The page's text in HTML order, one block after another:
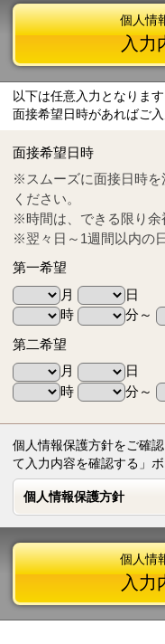
Tel
0570-55-0314
個人情
入力
以下は任意入力となります
面接希望日時があればご入
面接希望日時
※スムーズに面接日時を
ください。
※時間は、できる限り余
※翌々日～1週間以内の
第一希望
月
日
時
分～
第二希望
月
日
時
分～
個人情報保護方針をご確
て入力内容を確認する」
個人情報保護方針
個人情報保護方針
個人情
入力